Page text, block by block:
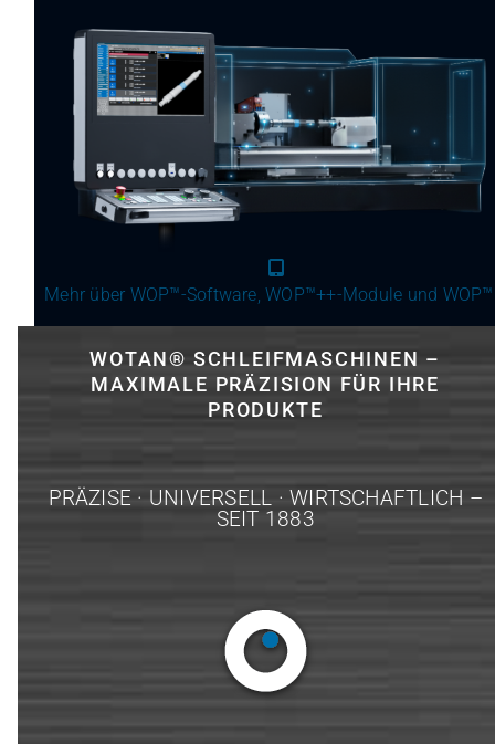
Mehr über WOP™-Software, WOP™++-Module und
WOTAN® SCHLEIFMASCHINEN –
MAXIMALE PRÄZISION FÜR IHRE
PRODUKTE
PRÄZISE · UNIVERSELL · WIRTSCHAFTLICH –
SEIT 1883